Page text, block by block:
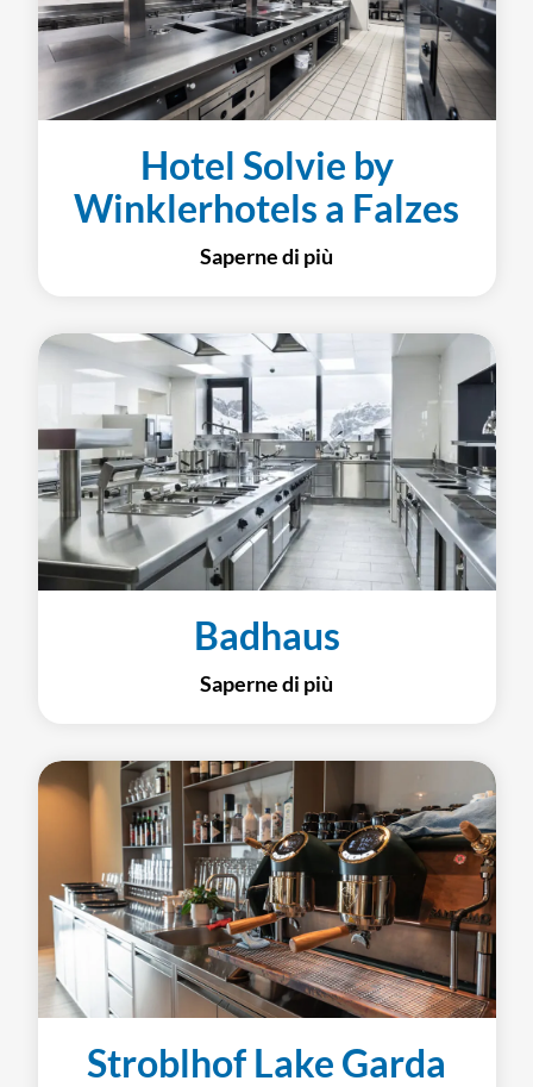
Hotel Solvie by
Winklerhotels a Falzes
Saperne di più
Badhaus
Saperne di più
Stroblhof Lake Garda